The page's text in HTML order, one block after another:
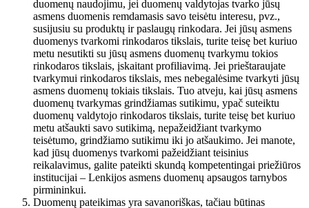
duomenų naudojimu, jei duomenų valdytojas tvarko jūsų
asmens duomenis remdamasis savo teisėtu interesu, pvz.,
susijusiu su produktų ir paslaugų rinkodara. Jei jūsų asmens
duomenys tvarkomi rinkodaros tikslais, turite teisę bet kuriuo
metu nesutikti su jūsų asmens duomenų tvarkymu tokios
rinkodaros tikslais, įskaitant profiliavimą. Jei prieštaraujate
tvarkymui rinkodaros tikslais, mes nebegalėsime tvarkyti jūsų
asmens duomenų tokiais tikslais. Tuo atveju, kai jūsų asmens
duomenų tvarkymas grindžiamas sutikimu, ypač suteiktu
duomenų valdytojo rinkodaros tikslais, turite teisę bet kuriuo
metu atšaukti savo sutikimą, nepažeidžiant tvarkymo
teisėtumo, grindžiamo sutikimu iki jo atšaukimo. Jei manote,
kad jūsų duomenys tvarkomi pažeidžiant teisinius
reikalavimus, galite pateikti skundą kompetentingai priežiūros
institucijai – Lenkijos asmens duomenų apsaugos tarnybos
pirmininkui.
Duomenų pateikimas yra savanoriškas, tačiau būtinas